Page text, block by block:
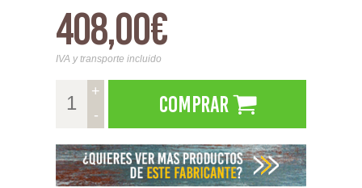
408,00€
IVA y transporte incluido
+
-
Comprar